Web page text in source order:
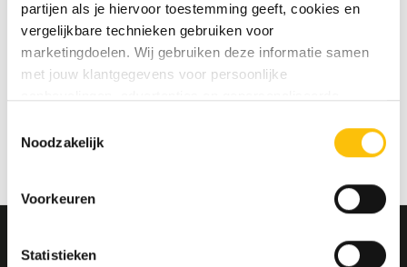
partijen als je hiervoor toestemming geeft, cookies en
vergelijkbare technieken gebruiken voor
marketingdoelen. Wij gebruiken deze informatie samen
met jouw klantgegevens voor persoonlijke
ervaringen: je eigen DTDD (gepersonaliseerde
aanbevelingen, functionaliteiten en communicatie binnen
dtdd.nl (relevante advertenties op websites en apps van
onze privacy policy
Noodzakelijk
Voorkeuren
Statistieken
Account aanmaken
MELD JE AAN VOOR ONZE NIEUWSBRIEF